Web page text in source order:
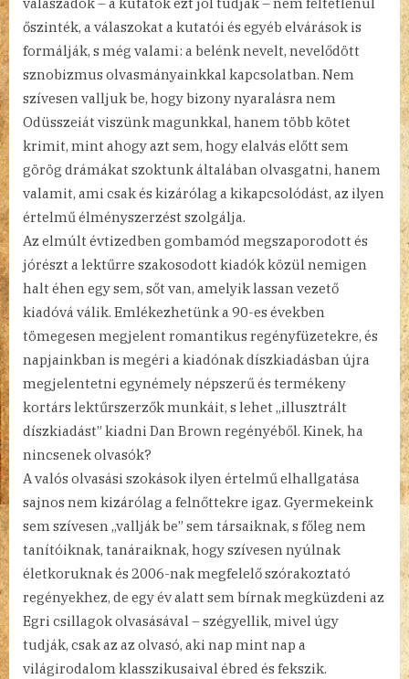
őszinték, a válaszokat a kutatói és egyéb elvárások is
formálják, s még valami: a belénk nevelt, nevelődött
sznobizmus olvasmányainkkal kapcsolatban. Nem
szívesen valljuk be, hogy bizony nyaralásra nem
Odüsszeiát viszünk magunkkal, hanem több kötet
krimit, mint ahogy azt sem, hogy elalvás előtt sem
görög drámákat szoktunk általában olvasgatni, hanem
valamit, ami csak és kizárólag a kikapcsolódást, az ilyen
értelmű élményszerzést szolgálja.
Az elmúlt évtizedben gombamód megszaporodott és
jórészt a lektűrre szakosodott kiadók közül nemigen
halt éhen egy sem, sőt van, amelyik lassan vezető
kiadóvá válik. Emlékezhetünk a 90-es években
tömegesen megjelent romantikus regényfüzetekre, és
napjainkban is megéri a kiadónak díszkiadásban újra
megjelentetni egynémely népszerű és termékeny
kortárs lektűrszerzők munkáit, s lehet „illusztrált
díszkiadást” kiadni Dan Brown regényéből. Kinek, ha
nincsenek olvasók?
A valós olvasási szokások ilyen értelmű elhallgatása
sajnos nem kizárólag a felnőttekre igaz. Gyermekeink
sem szívesen „vallják be” sem társaiknak, s főleg nem
tanítóiknak, tanáraiknak, hogy szívesen nyúlnak
életkoruknak és 2006-nak megfelelő szórakoztató
regényekhez, de egy év alatt sem bírnak megküzdeni az
Egri csillagok olvasásával – szégyellik, mivel úgy
tudják, csak az az olvasó, aki nap mint nap a
világirodalom klasszikusaival ébred és fekszik.